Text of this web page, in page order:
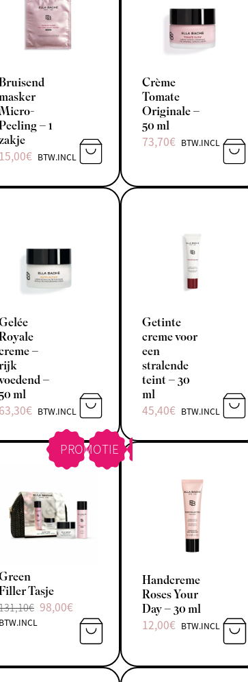
– 1
15,00€ BTW.INCL
TOEVOEGEN AAN WINKELWAGEN
Crème
Tomate
Originale –
50 ml
73,70€ BTW.INCL
–
–
ml
63,30€ BTW.INCL
TOEVOEGEN AAN WINKELWAGEN
Getinte
creme voor
een
stralende
teint – 30
ml
45,40€ BTW.INCL
PROMOTIE
Tasje
€ 98,00€
BTW.INCL
TOEVOEGEN AAN WINKELWAGEN
Handcreme
Roses Your
Day – 30 ml
12,00€ BTW.INCL